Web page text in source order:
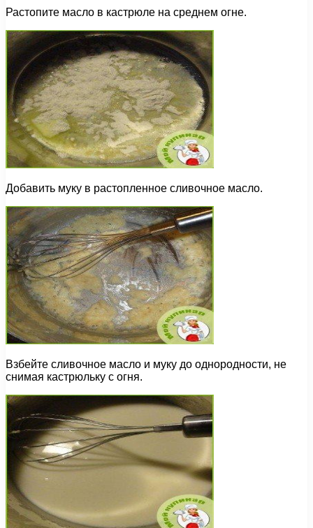
Растопите масло в кастрюле на среднем огне.
Добавить муку в растопленное сливочное масло.
Взбейте сливочное масло и муку до однородности, не
снимая кастрюльку с огня.